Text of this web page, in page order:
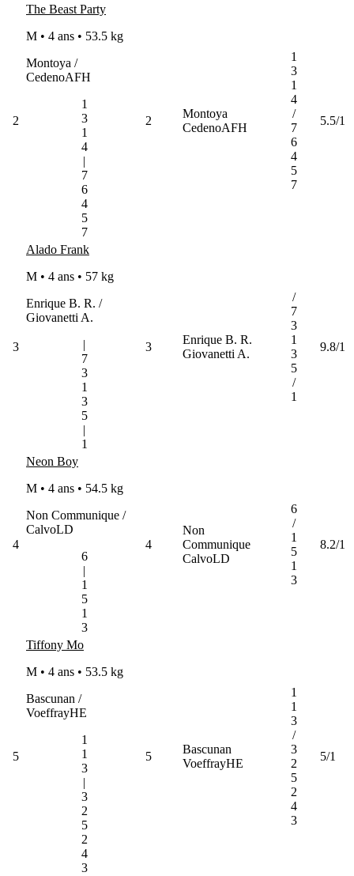
2
The Beast Party
M • 4 ans • 53.5 kg
Montoya /
CedenoAFH
1
3
1
4
|
7
6
4
5
7
2
Montoya
CedenoAFH
1
3
1
4
/
7
6
4
5
7
5.5/1
3
Alado Frank
M • 4 ans • 57 kg
Enrique B. R. /
Giovanetti A.
|
7
3
1
3
5
|
1
3
Enrique B. R.
Giovanetti A.
/
7
3
1
3
5
/
1
9.8/1
4
Neon Boy
M • 4 ans • 54.5 kg
Non Communique /
CalvoLD
6
|
1
5
1
3
4
Non
Communique
CalvoLD
6
/
1
5
1
3
8.2/1
5
Tiffony Mo
M • 4 ans • 53.5 kg
Bascunan /
VoeffrayHE
1
1
3
|
3
2
5
2
4
3
5
Bascunan
VoeffrayHE
1
1
3
/
3
2
5
2
4
3
5/1